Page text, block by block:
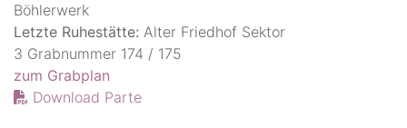
Böhlerwerk
Letzte Ruhestätte: Alter Friedhof Sektor
3 Grabnummer 174 / 175
zum Grabplan
Download Parte